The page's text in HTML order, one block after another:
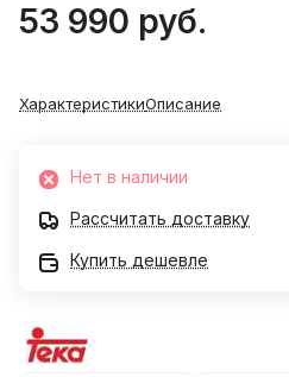
53 990 руб.
ХарактеристикиОписание
Нет в наличии
Рассчитать доставку
Купить дешевле